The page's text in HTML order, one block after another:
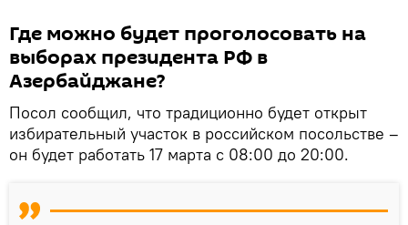
Где можно будет проголосовать на
выборах президента РФ в
Азербайджане?
Посол сообщил, что традиционно будет открыт
избирательный участок в российском посольстве –
он будет работать 17 марта с 08:00 до 20:00.